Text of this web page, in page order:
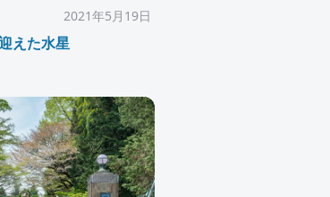
2021年5月19日
えた水星